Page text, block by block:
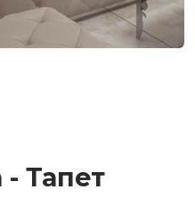
- Тапет